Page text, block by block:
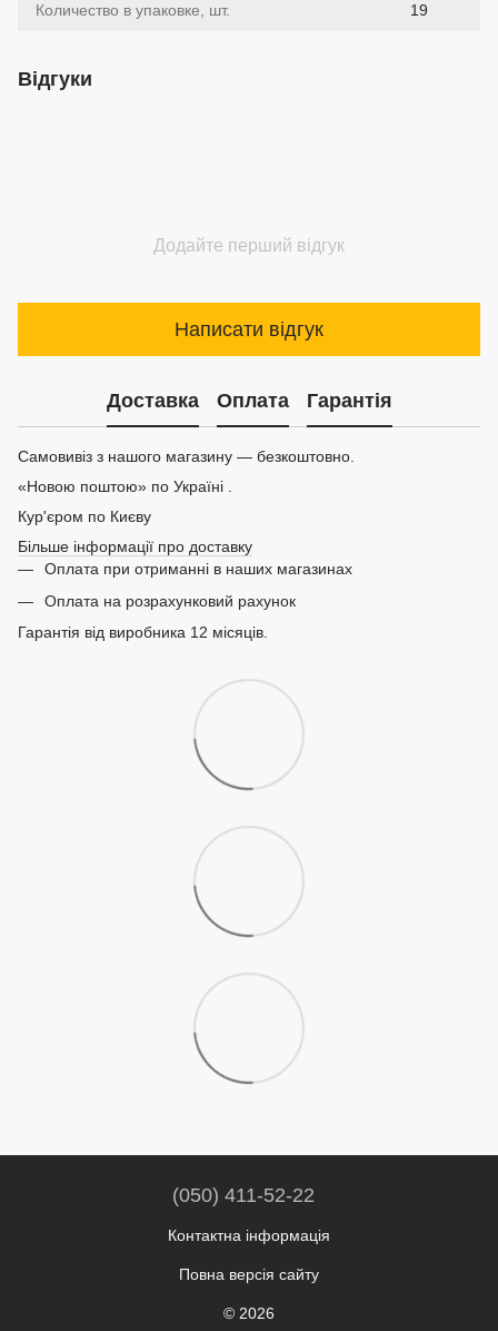
Количество в упаковке, шт. 19
Відгуки
Додайте перший відгук
Написати відгук
Доставка Оплата Гарантія
Самовивіз з нашого магазину — безкоштовно.
«Новою поштою» по Україні .
Кур'єром по Києву
Більше інформації про доставку
Оплата при отриманні в наших магазинах
Оплата на розрахунковий рахунок
Гарантія від виробника 12 місяців.
(050) 411-52-22
Контактна інформація
Повна версія сайту
© 2026